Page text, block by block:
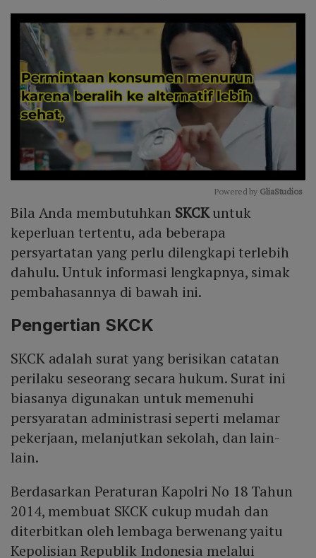
Powered by GliaStudios
Bila Anda membutuhkan SKCKuntuk
keperluan tertentu, ada beberapa
persyartatan yang perlu dilengkapi terlebih
dahulu. Untuk informasi lengkapnya, simak
pembahasannya di bawah ini.
Pengertian SKCK
SKCK adalah surat yang berisikan catatan
perilaku seseorang secara hukum. Surat ini
biasanya digunakan untuk memenuhi
persyaratan administrasi seperti melamar
pekerjaan, melanjutkan sekolah, dan lain-
lain.
Berdasarkan Peraturan Kapolri No 18 Tahun
2014, membuat SKCK cukup mudah dan
diterbitkan oleh lembaga berwenang yaitu
Kepolisian Republik Indonesia melalui